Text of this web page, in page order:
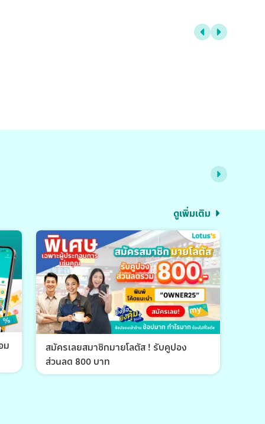
ดูเพิ่มเติม
ม
สมัครเลยสมาชิกมายโลตัส ! รับคูปอง
ส่วนลด 800 บาท